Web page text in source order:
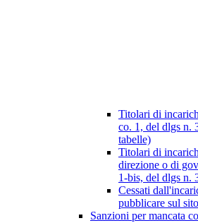
Titolari di
co. 1, del dlgs n.
tabelle)
Titolari di
direzione o di
1-bis, del dlgs n.
Cessati
pubblicare sul
Sanzioni per mancata